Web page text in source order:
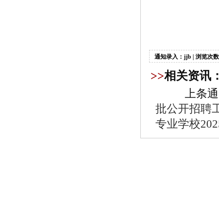
通知录入：jjb | 浏览次数
>>相关资讯
上条
批公开招聘
专业学校